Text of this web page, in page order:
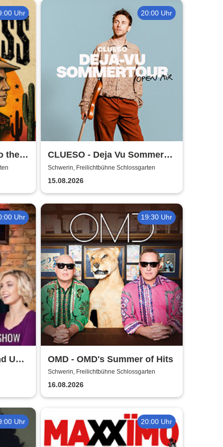
Uhr
the
20:00 Uhr
CLUESO - Deja Vu Sommer
Open Air
Schwerin, Freilichtbühne Schlossgarten
15.08.2026
Uhr
Up
19:30 Uhr
OMD - OMD's Summer of Hits
Schwerin, Freilichtbühne Schlossgarten
16.08.2026
Uhr 20:00 Uhr